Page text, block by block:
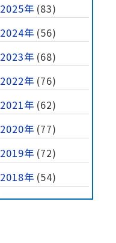
2025年 (83)
2024年 (56)
2023年 (68)
2022年 (76)
2021年 (62)
2020年 (77)
2019年 (72)
2018年 (54)